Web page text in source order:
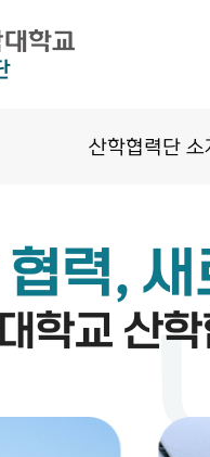
산학협력단 소
력, 새
학교 산